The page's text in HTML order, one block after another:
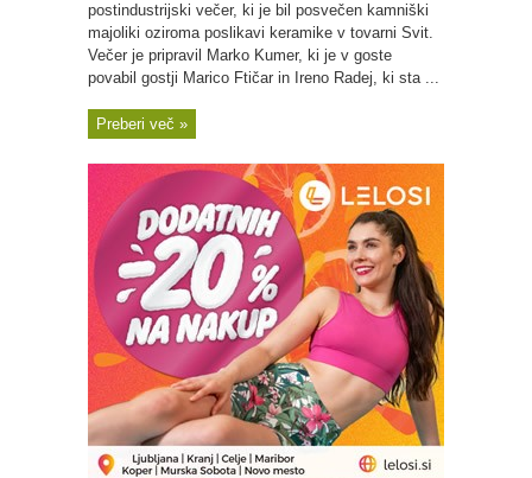
postindustrijski večer, ki je bil posvečen kamniški
majoliki oziroma poslikavi keramike v tovarni Svit.
Večer je pripravil Marko Kumer, ki je v goste
povabil gostji Marico Ftičar in Ireno Radej, ki sta ...
Preberi več »